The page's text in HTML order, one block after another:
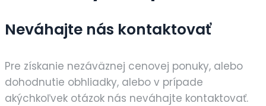
Neváhajte nás kontaktovať
Pre získanie nezáväznej cenovej ponuky, alebo
dohodnutie obhliadky, alebo v prípade
akýchkoľvek otázok nás neváhajte kontaktovať.